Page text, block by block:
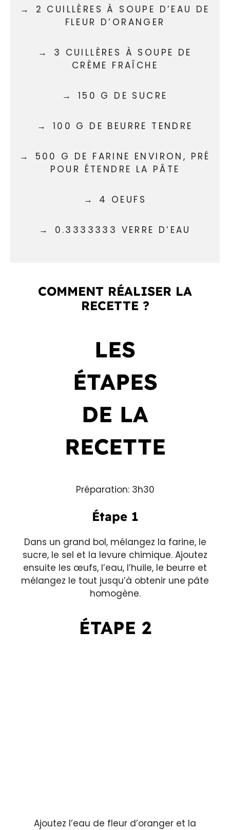
2 CUILLÈRES À SOUPE D’EAU DE
FLEUR D’ORANGER
3 CUILLÈRES À SOUPE DE
CRÈME FRAÎCHE
150 G DE SUCRE
100 G DE BEURRE TENDRE
500 G DE FARINE ENVIRON, PRÉ
POUR ÉTENDRE LA PÂTE
4 OEUFS
0.3333333 VERRE D’EAU
COMMENT RÉALISER LA
RECETTE ?
LES
ÉTAPES
DE LA
RECETTE
Préparation: 3h30
Étape 1
Dans un grand bol, mélangez la farine, le
sucre, le sel et la levure chimique. Ajoutez
ensuite les œufs, l’eau, l’huile, le beurre et
mélangez le tout jusqu’à obtenir une pâte
homogène.
ÉTAPE 2
Ajoutez l’eau de fleur d’oranger et la